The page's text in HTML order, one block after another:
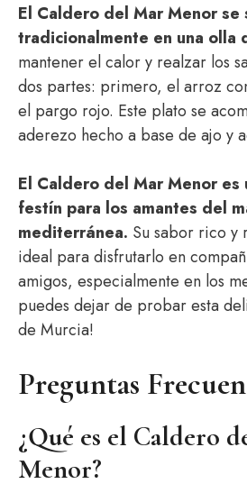
El Caldero del Mar Menor se
tradicionalmente en una olla
mantener el calor y realzar los
dos partes: primero, el arroz
el pargo rojo. Este plato se
aderezo hecho a base de ajo y
El Caldero del Mar Menor es
festín para los amantes del
mediterránea. Su sabor rico y
ideal para disfrutarlo en
amigos, especialmente en los
puedes dejar de probar esta
de Murcia!
Preguntas
¿Qué es el Caldero
Menor?